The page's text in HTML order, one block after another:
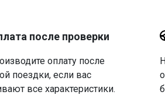
после проверки
оплату после
поездки, если вас
все характеристики.